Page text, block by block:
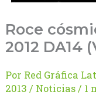
Roce
2012 DA14
Por Red Gráfica
2013 / Noticias/ 1